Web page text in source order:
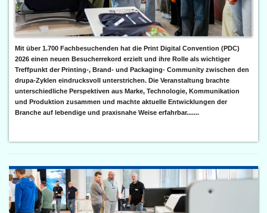
Mit über 1.700 Fachbesuchenden hat die Print Digital Convention (PDC)
2026 einen neuen Besucherrekord erzielt und ihre Rolle als wichtiger
Treffpunkt der Printing-, Brand- und Packaging- Community zwischen den
drupa-Zyklen eindrucksvoll unterstrichen. Die Veranstaltung brachte
unterschiedliche Perspektiven aus Marke, Technologie, Kommunikation
und Produktion zusammen und machte aktuelle Entwicklungen der
Branche auf lebendige und praxisnahe Weise erfahrbar.......